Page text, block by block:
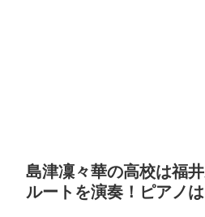
島津凜々華の高校は福
ルートを演奏！ピアノ